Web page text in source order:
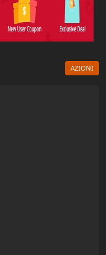
AZIONI